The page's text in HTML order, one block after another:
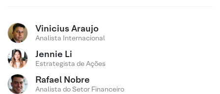
Vinicius Araujo
Analista Internacional
Jennie Li
Estrategista de Ações
Rafael Nobre
Analista do Setor Financeiro